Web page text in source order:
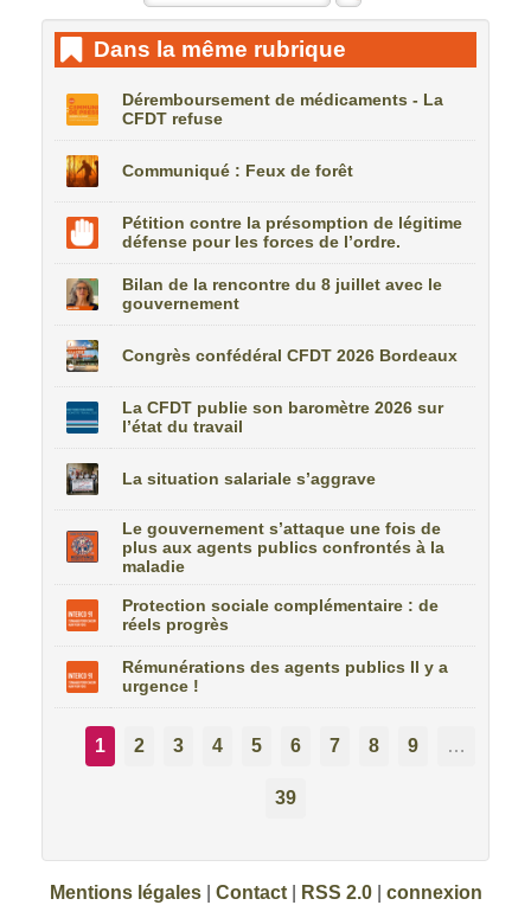
Dans la même rubrique
Déremboursement de médicaments - La
CFDT refuse
Communiqué : Feux de forêt
Pétition contre la présomption de légitime
défense pour les forces de l’ordre.
Bilan de la rencontre du 8 juillet avec le
gouvernement
Congrès confédéral CFDT 2026 Bordeaux
La CFDT publie son baromètre 2026 sur
l’état du travail
La situation salariale s’aggrave
Le gouvernement s’attaque une fois de
plus aux agents publics confrontés à la
maladie
Protection sociale complémentaire : de
réels progrès
Rémunérations des agents publics Il y a
urgence !
1 2 3 4 5 6 7 8 9 …
39
Mentions légales| Contact| RSS 2.0| connexion